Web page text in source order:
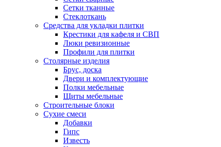
Сетки тканные
Стеклоткань
Средства для укладки плитки
Крестики для кафеля и СВП
Люки ревизионные
Профили для плитки
Столярные изделия
Брус, доска
Двери и комплектующие
Полки мебельные
Щиты мебельные
Строительные блоки
Сухие смеси
Добавки
Гипс
Известь